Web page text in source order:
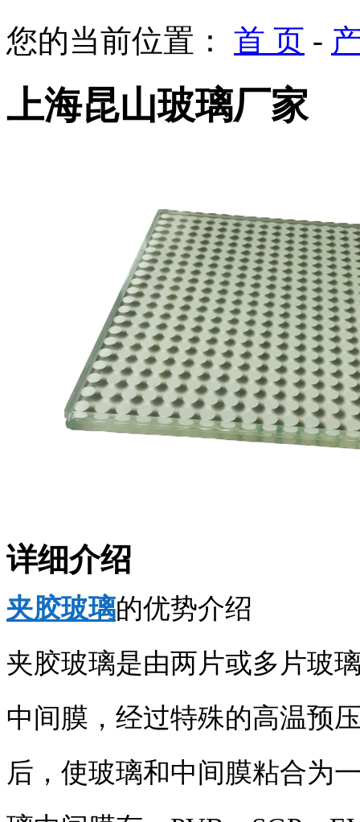
您的当前位置： 首 页 -
上海昆山玻璃厂家
详细介绍
夹胶玻璃的优势介绍
夹胶玻璃是由两片或多片玻
中间膜，经过特殊的高温预
后，使玻璃和中间膜粘合为